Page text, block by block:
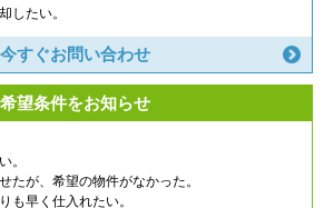
したい。
今すぐお問い合わせ
希望条件をお知らせ
。
たが、希望の物件がなかった。
も早く仕入れたい。